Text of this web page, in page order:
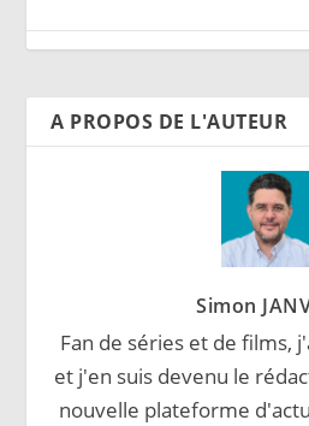
A PROPOS DE L'AUTEUR
Simon
Fan de séries et de films,
et j'en suis devenu le
nouvelle plateforme